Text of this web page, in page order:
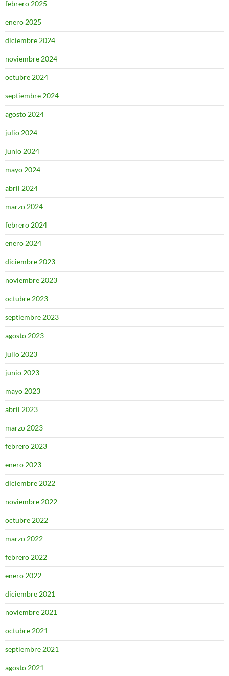
febrero 2025
enero 2025
diciembre 2024
noviembre 2024
octubre 2024
septiembre 2024
agosto 2024
julio 2024
junio 2024
mayo 2024
abril 2024
marzo 2024
febrero 2024
enero 2024
diciembre 2023
noviembre 2023
octubre 2023
septiembre 2023
agosto 2023
julio 2023
junio 2023
mayo 2023
abril 2023
marzo 2023
febrero 2023
enero 2023
diciembre 2022
noviembre 2022
octubre 2022
marzo 2022
febrero 2022
enero 2022
diciembre 2021
noviembre 2021
octubre 2021
septiembre 2021
agosto 2021